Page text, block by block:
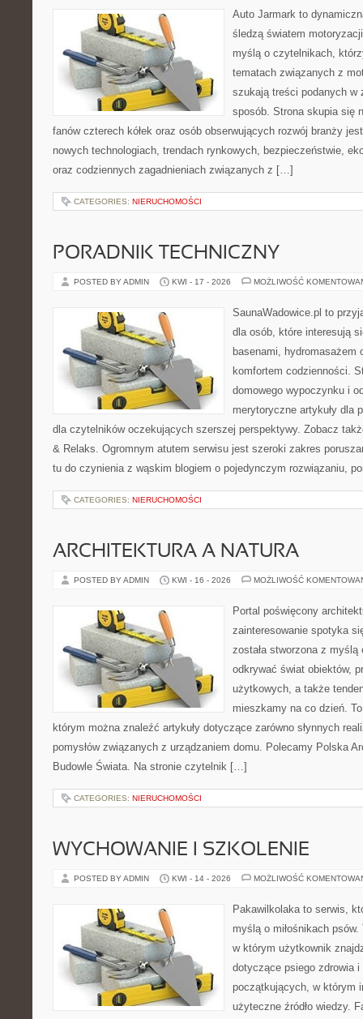
Auto Jarmark to
śledzą światem
myślą o czytelnikach,
tematach związanych z
szukają treści podanych w
sposób. Strona skupia się
fanów czterech kółek oraz osób obserwujących rozwój branży
nowych technologiach, trendach rynkowych, bezpieczeństwie,
oraz codziennych zagadnieniach związanych z […]
CATEGORIES: NIERUCHOMOŚCI
PORADNIK TECHNICZNY
POSTED BY ADMIN KWI - 17 - 2026 MOŻLIWOŚĆ
SaunaWadowice.pl to
dla osób, które interesują
basenami, hydromasażem
komfortem codzienności.
domowego wypoczynku i
merytoryczne artykuły dla
dla czytelników oczekujących szerszej perspektywy. Zobacz
& Relaks. Ogromnym atutem serwisu jest szeroki zakres
tu do czynienia z wąskim blogiem o pojedynczym rozwiązaniu,
CATEGORIES: NIERUCHOMOŚCI
ARCHITEKTURA A NATURA
POSTED BY ADMIN KWI - 16 - 2026 MOŻLIWOŚĆ
Portal poświęcony
zainteresowanie spotyka
została stworzona z
odkrywać świat obiektów,
użytkowych, a także
mieszkamy na co dzień.
którym można znaleźć artykuły dotyczące zarówno słynnych
pomysłów związanych z urządzaniem domu. Polecamy Polska
Budowle Świata. Na stronie czytelnik […]
CATEGORIES: NIERUCHOMOŚCI
WYCHOWANIE I SZKOLENIE
POSTED BY ADMIN KWI - 14 - 2026 MOŻLIWOŚĆ
Pakawilkolaka to serwis,
myślą o miłośnikach
w którym użytkownik
dotyczące psiego zdrowia
początkujących, w którym
użyteczne źródło wiedzy.